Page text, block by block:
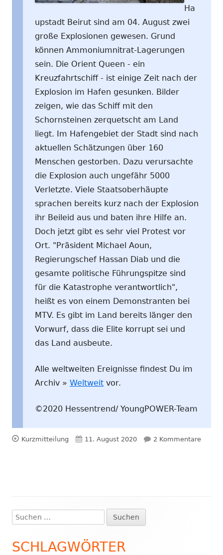
Ha
upstadt Beirut sind am 04. August zwei
große Explosionen gewesen. Grund
können Ammoniumnitrat-Lagerungen
sein. Die Orient Queen - ein
Kreuzfahrtschiff - ist einige Zeit nach der
Explosion im Hafen gesunken. Bilder
zeigen, wie das Schiff mit den
Schornsteinen zerquetscht am Land
liegt. Im Hafengebiet der Stadt sind nach
aktuellen Schätzungen über 160
Menschen gestorben. Dazu verursachte
die Explosion auch ungefähr 5000
Verletzte. Viele Staatsoberhäupte
sprachen bereits kurz nach der Explosion
ihr Beileid aus und baten ihre Hilfe an.
Doch jetzt gibt es sehr viel Protest vor
Ort. "Präsident Michael Aoun,
Regierungschef Hassan Diab und die
gesamte politische Führungspitze sind
für die Katastrophe verantwortlich",
heißt es von einem Demonstranten bei
MTV. Es gibt im Land bereits länger den
Vorwurf, dass die Elite korrupt sei und
das Land ausbeute.
Alle weltweiten Ereignisse findest Du im
Archiv » Weltweit vor.
©2020 Hessentrend/ YoungPOWER-Team
Format
Kurzmitteilung Veröffentlicht
11. August 2020 2 Kommentarezu
Haupt-
Seitenleiste
Suchen
nach:
SCHLAGWÖRTER